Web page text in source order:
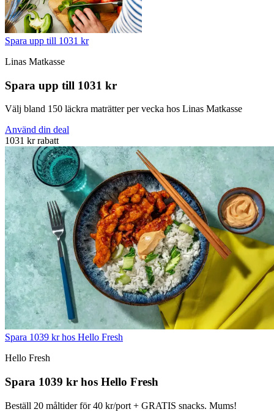
Spara upp till 1031 kr
Linas Matkasse
Spara upp till 1031 kr
Välj bland 150 läckra maträtter per vecka hos Linas Matkasse
Använd din deal
1031 kr rabatt
Spara 1039 kr hos Hello Fresh
Hello Fresh
Spara 1039 kr hos Hello Fresh
Beställ 20 måltider för 40 kr/port + GRATIS snacks. Mums!